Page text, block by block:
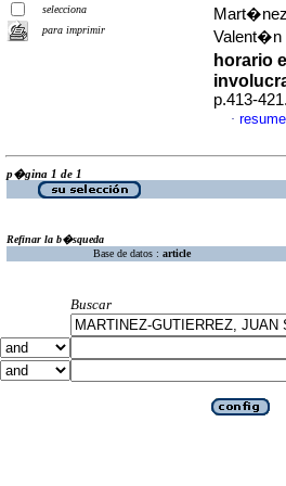
selecciona
para imprimir
Valent�n
horario
p.413-
·
p�gina 1 de 1
Refinar la b�squeda
Base de datos : article
Buscar